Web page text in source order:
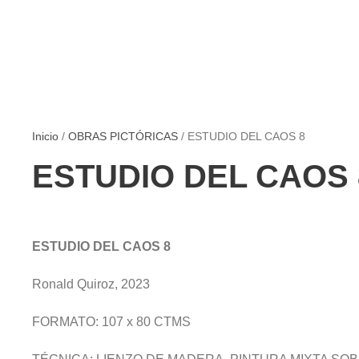
Inicio / OBRAS PICTÓRICAS / ESTUDIO DEL CAOS 8
ESTUDIO DEL CAOS
ESTUDIO DEL CAOS 8
Ronald Quiroz, 2023
FORMATO: 107 x 80 CTMS